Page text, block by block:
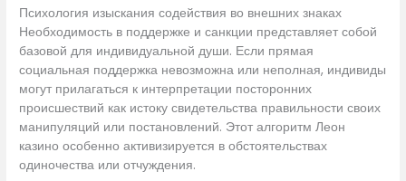
Психология изыскания содействия во внешних знаках
Необходимость в поддержке и санкции представляет собой
базовой для индивидуальной души. Если прямая
социальная поддержка невозможна или неполная, индивиды
могут прилагаться к интерпретации посторонних
происшествий как истоку свидетельства правильности своих
манипуляций или постановлений. Этот алгоритм Леон
казино особенно активизируется в обстоятельствах
одиночества или отчуждения.